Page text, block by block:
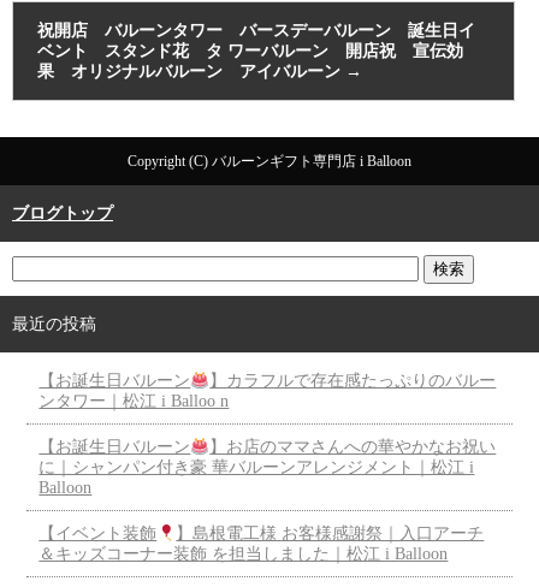
祝開店 バルーンタワー バースデーバルーン 誕生日イ
ベント スタンド花 タ ワーバルーン 開店祝 宣伝効
果 オリジナルバルーン アイバルーン →
Copyright (C) バルーンギフト専門店 i Balloon
ブログトップ
最近の投稿
【お誕生日バルーン
】カラフルで存在感たっぷりのバルー
ンタワー｜松江 i Balloo n
【お誕生日バルーン
】お店のママさんへの華やかなお祝い
に｜シャンパン付き豪 華バルーンアレンジメント｜松江 i
Balloon
【イベント装飾
】島根電工様 お客様感謝祭｜入口アーチ
＆キッズコーナー装飾 を担当しました｜松江 i Balloon